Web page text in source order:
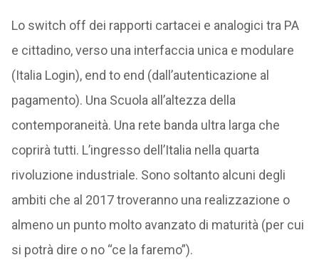
Lo switch off dei rapporti cartacei e analogici tra PA
e cittadino, verso una interfaccia unica e modulare
(Italia Login), end to end (dall’autenticazione al
pagamento). Una Scuola all’altezza della
contemporaneità. Una rete banda ultra larga che
coprirà tutti. L’ingresso dell’Italia nella quarta
rivoluzione industriale. Sono soltanto alcuni degli
ambiti che al 2017 troveranno una realizzazione o
almeno un punto molto avanzato di maturità (per cui
si potrà dire o no “ce la faremo”).